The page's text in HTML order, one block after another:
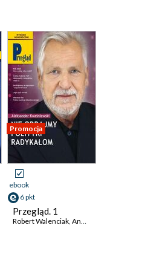
,Kornel Wawrzyniak
Promocja
ebook
6 pkt
Przegląd. 1
Robert Walenciak, Andrzej Sikorski